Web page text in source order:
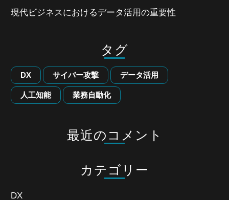
現代ビジネスにおけるデータ活用の重要性
タグ
DX サイバー攻撃 データ活用
人工知能 業務自動化
最近のコメント
カテゴリー
DX